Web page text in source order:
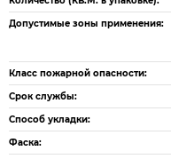
Допустимые зоны применения:
Класс пожарной опасности:
Срок службы:
Способ укладки:
Фаска: